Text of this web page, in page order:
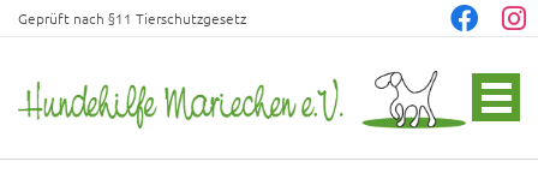
Geprüft nach §11 Tierschutzgesetz